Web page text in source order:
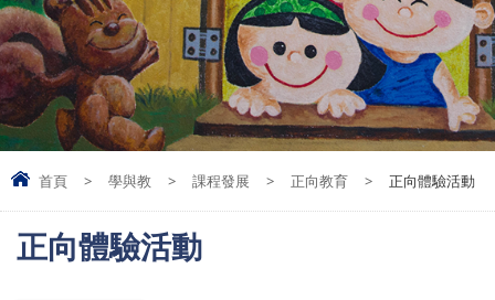
首頁 > 學與教 > 課程發展 > 正向教育 > 正向體驗活動
正向體驗活動